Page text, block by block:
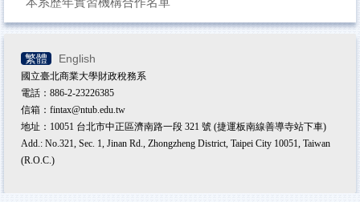
繁體 English
國立臺北商業大學財政稅務系
電話：886-2-23226385
信箱：fintax@ntub.edu.tw
地址：10051 台北市中正區濟南路一段 321 號 (捷運板南線善導寺站下車)
Add.: No.321, Sec. 1, Jinan Rd., Zhongzheng District, Taipei City 10051, Taiwan
(R.O.C.)